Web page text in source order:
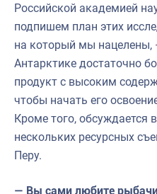
Российской академией
подпишем план этих
на который мы нацелены,
Антарктике достаточно
продукт с высоким
чтобы начать его
Кроме того, обсуждается
нескольких ресурсных
Перу.
— Вы сами любите